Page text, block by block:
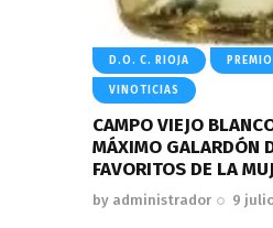
D.O. C. RIOJA
VINOTICIAS
CAMPO VIEJO
MÁXIMO GALARDÓN
FAVORITOS DE LA
by administrador 9